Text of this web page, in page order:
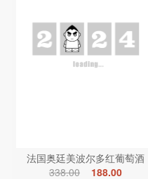
法国奥廷美波尔多红葡萄酒
338.00
188.00